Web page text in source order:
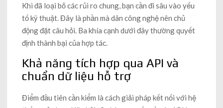
Khi đã loại bỏ các rủi ro chung, bạn cần đi sâu vào yếu
tố kỹ thuật. Đây là phần mà dân công nghệ nên chủ
động đặt câu hỏi. Ba khía cạnh dưới đây thường quyết
định thành bại của hợp tác.
Khả năng tích hợp qua API và
chuẩn dữ liệu hỗ trợ
Điểm đầu tiên cần kiểm là cách giải pháp kết nối với hệ